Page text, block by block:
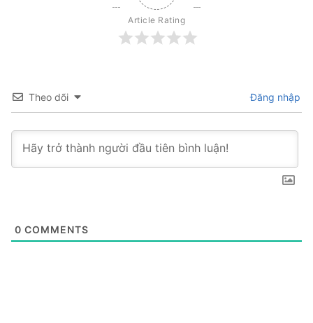
Article Rating
Theo dõi Đăng nhập
0 COMMENTS